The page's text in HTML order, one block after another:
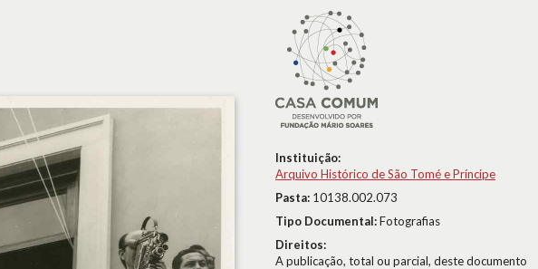
Instituição:
Arquivo Histórico de São Tomé e Príncipe
Pasta: 10138.002.073
Tipo Documental:Fotografias
Direitos:
A publicação, total ou parcial, deste documento